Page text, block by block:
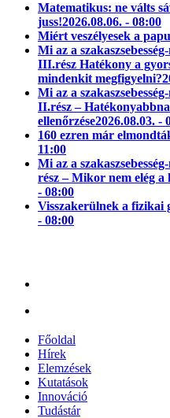
Matematikus: ne válts
juss!2026.08.06. - 08:00
Miért veszélyesek a
Mi az a
III.rész Hatékony a
mindenkit megfigyelni?
Mi az a
II.rész –
ellenőrzése2026.08.03. -
160 ezren már
11:00
Mi az a
rész – Mikor nem elég a
- 08:00
Visszakerülnek a fizikai
- 08:00
Főoldal
Hírek
Elemzések
Kutatások
Innováció
Tudástár